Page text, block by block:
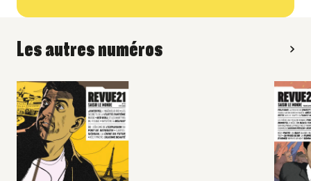
Les autres numéros